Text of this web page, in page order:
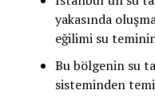
yakasında
eğilimi su
Bu bölgenin su
sisteminden